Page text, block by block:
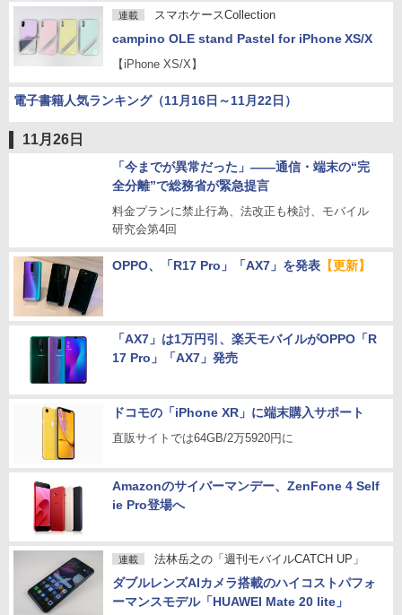
連載 スマホケースCollection
campino OLE stand Pastel for iPhone XS/X
【iPhone XS/X】
電子書籍人気ランキング（11月16日～11月22日）
11月26日
「今までが異常だった」――通信・端末の“完
全分離”で総務省が緊急提言
料金プランに禁止行為、法改正も検討、モバイル
研究会第4回
OPPO、「R17 Pro」「AX7」を発表【更新】
「AX7」は1万円引、楽天モバイルがOPPO「R
17 Pro」「AX7」発売
ドコモの「iPhone XR」に端末購入サポート
直販サイトでは64GB/2万5920円に
Amazonのサイバーマンデー、ZenFone 4 Self
ie Pro登場へ
連載 法林岳之の「週刊モバイルCATCH UP」
ダブルレンズAIカメラ搭載のハイコストパフォ
ーマンスモデル「HUAWEI Mate 20 lite」